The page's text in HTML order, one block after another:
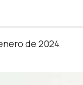
de 2024